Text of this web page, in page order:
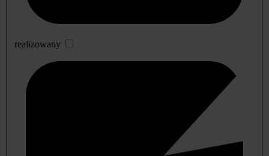
realizowany